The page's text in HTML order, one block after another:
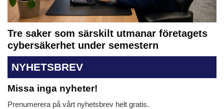
Tre saker som särskilt utmanar företagets
cybersäkerhet under semestern
NYHETSBREV
Missa inga nyheter!
Prenumerera på vårt nyhetsbrev helt gratis.